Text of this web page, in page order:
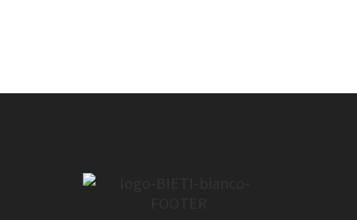
lasciato